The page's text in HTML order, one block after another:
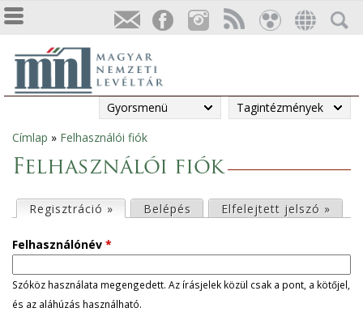
Gyorsmenü Tagintézmények
Jelenlegi
hely
Címlap » Felhasználói fiók
Felhasználói fiók
l
s
ő
Regisztráció » (aktív fül)
Belépés Elfelejtett jelszó »
Felhasználónév *
Szóköz használata megengedett. Az írásjelek közül csak a pont, a kötőjel,
és az aláhúzás használható.